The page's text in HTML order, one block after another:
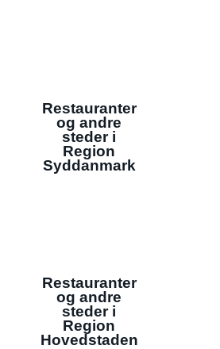
Restauranter
og andre
steder i
Region
Syddanmark
Restauranter
og andre
steder i
Region
Hovedstaden